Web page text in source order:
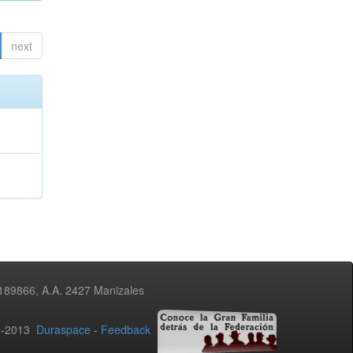
next
A.A. 2427 Manizales
2013 Duraspace - Feedback